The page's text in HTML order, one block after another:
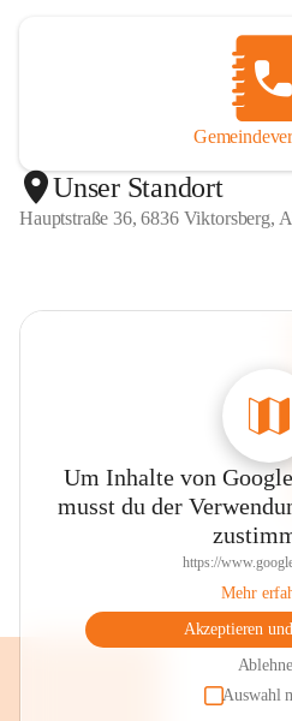
Unser Standort
Hauptstraße 36, 6836 Viktorsberg,
Um Inhalte von
musst du der
https://
Mehr
Akzeptieren
Auswahl